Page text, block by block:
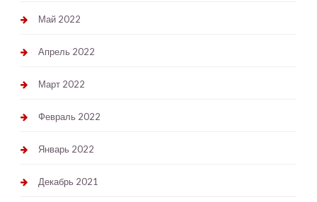
Май 2022
Апрель 2022
Март 2022
Февраль 2022
Январь 2022
Декабрь 2021